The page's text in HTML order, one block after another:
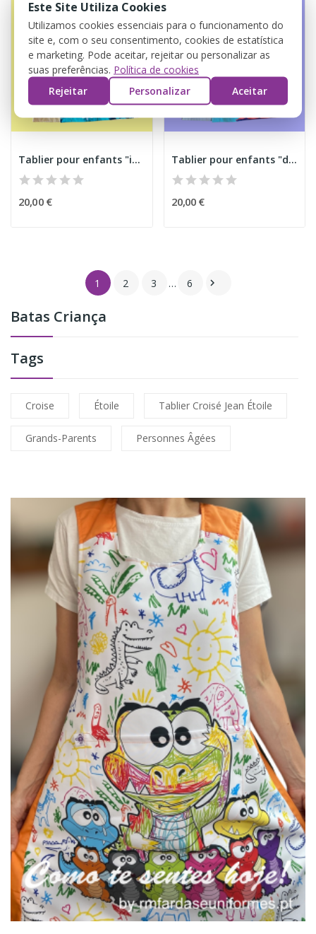
Batas Criança
Tags
Croise Étoile Tablier Croisé Jean Étoile
Grands-Parents Personnes Âgées
Tablier pour enfants "insectes et crocodile"
20,00 €
Tablier pour enfants "dinosaures"
20,00 €
1 2 3 … 6 
Este Site Utiliza Cookies
Utilizamos cookies essenciais para o funcionamento do
site e, com o seu consentimento, cookies de estatística
e marketing. Pode aceitar, rejeitar ou personalizar as
suas preferências. Política de cookies
Rejeitar
Personalizar Aceitar